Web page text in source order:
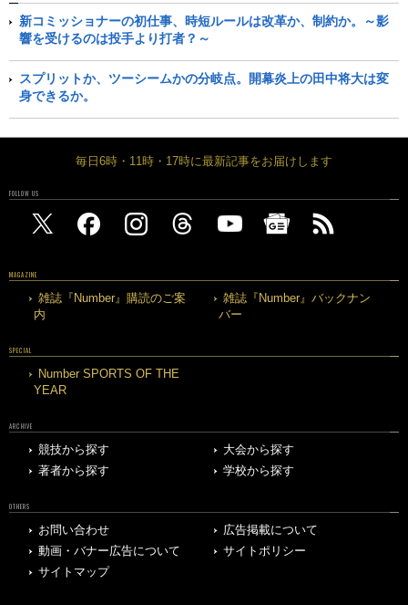
新コミッショナーの初仕事、時短ルールは改革か、制約か。～影
響を受けるのは投手より打者？～
スプリットか、ツーシームかの分岐点。開幕炎上の田中将大は変
身できるか。
毎日6時・11時・17時に最新記事をお届けします
FOLLOW US
MAGAZINE
雑誌『Number』購読のご案
内
雑誌『Number』バックナン
バー
SPECIAL
Number SPORTS OF THE
YEAR
ARCHIVE
競技から探す
大会から探す
著者から探す
学校から探す
OTHERS
お問い合わせ
広告掲載について
動画・バナー広告について
サイトポリシー
サイトマップ